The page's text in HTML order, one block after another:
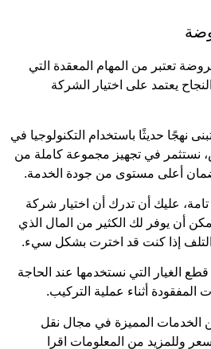
تعتبر من المهام المعقدة التي
يعتمد على اختيار الشركة
نهجًا حديثًا باستخدام التكنولوجيا في
نستثمر في تجهيز مجموعة كاملة من
لضمان أعلى مستوى من جودة الخدمة.
عليك أن تدرك أن اختيار شركة
أن يوفر لك الكثير من المال الذي
إذا كنت قد اخترت بشكل سيء.
الغيار التي نستخدمها عند الحاجة
المفقودة أثناء عملية التركيب.
الخدمات المميزة في مجال نقل
وللمزيد من المعلومات اقرا